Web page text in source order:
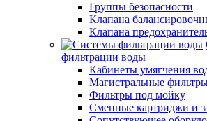
Группы безопасности
Клапана
Клапана
фильтрации воды
Кабинеты умягчения
Магистральные
Фильтры под мойку
Сменные картриджи и